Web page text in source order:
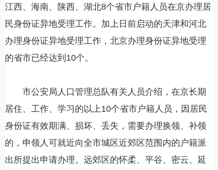
江西、海南、陕西、湖北8个省市户籍人员在京办理居
民身份证异地受理工作。加上日前启动的天津和河北
办理身份证异地受理工作，北京办理身份证异地受理
的省市已经达到10个。
市公安局人口管理总队有关人员介绍，在京长期
居住、工作、学习的以上10个省市户籍人员，因居民
身份证有效期满、损坏、丢失，需要办理换领、补领
的，申领人可就近向全市城区近郊区范围内的户籍派
出所提出申请办理。远郊区的怀柔、平谷、密云、延